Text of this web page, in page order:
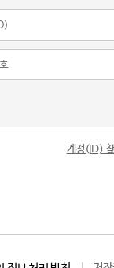
계정(ID)